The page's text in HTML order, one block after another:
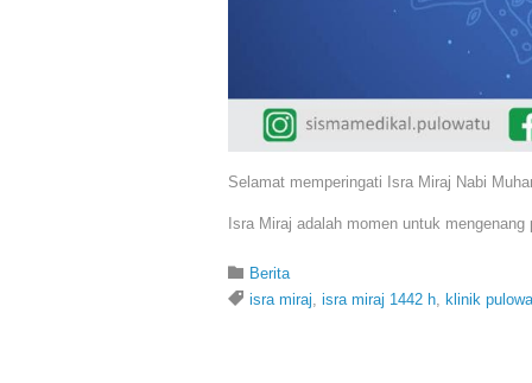
Selamat memperingati Isra Miraj Nabi
Isra Miraj adalah momen untuk
 Category
Berita
 Tags
isra miraj, isra miraj 1442 h, klinik